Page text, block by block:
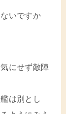
いですか
にせず敵陣
は別とし